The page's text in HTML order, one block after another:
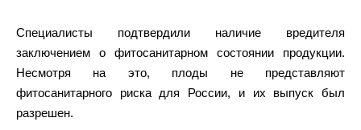
Специалисты подтвердили наличие вредителя
заключением о фитосанитарном состоянии продукции.
Несмотря на это, плоды не представляют
фитосанитарного риска для России, и их выпуск был
разрешен.